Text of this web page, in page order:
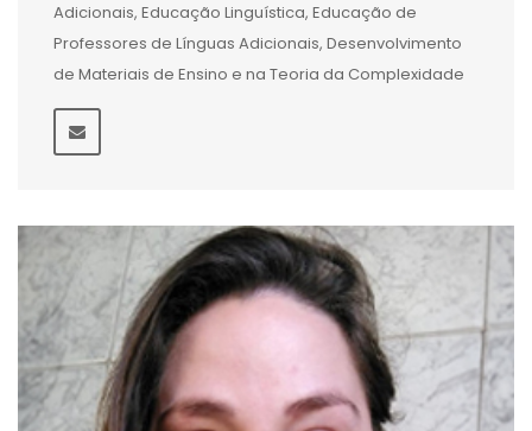
Adicionais, Educação Linguística, Educação de
Professores de Línguas Adicionais, Desenvolvimento
de Materiais de Ensino e na Teoria da Complexidade